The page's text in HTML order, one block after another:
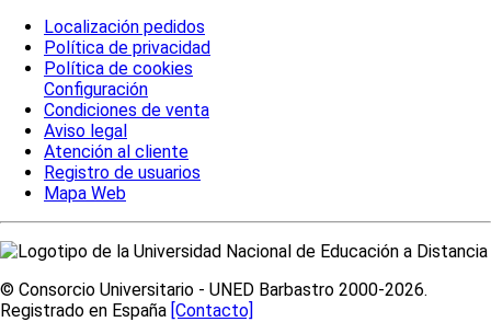
Localización pedidos
Política de privacidad
Política de cookies
Configuración
Condiciones de venta
Aviso legal
Atención al cliente
Registro de usuarios
Mapa Web
© Consorcio Universitario - UNED Barbastro 2000-2026.
Registrado en España [Contacto]